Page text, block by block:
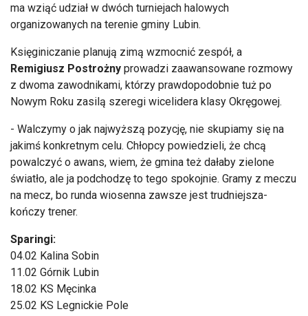
ma wziąć udział w dwóch turniejach halowych
organizowanych na terenie gminy Lubin.
Księginiczanie planują zimą wzmocnić zespół, a
Remigiusz Postrożny prowadzi zaawansowane rozmowy
z dwoma zawodnikami, którzy prawdopodobnie tuż po
Nowym Roku zasilą szeregi wicelidera klasy Okręgowej.
- Walczymy o jak najwyższą pozycję, nie skupiamy się na
jakimś konkretnym celu. Chłopcy powiedzieli, że chcą
powalczyć o awans, wiem, że gmina też dałaby zielone
światło, ale ja podchodzę to tego spokojnie. Gramy z meczu
na mecz, bo runda wiosenna zawsze jest trudniejsza-
kończy trener.
Sparingi:
04.02 Kalina Sobin
11.02 Górnik Lubin
18.02 KS Męcinka
25.02 KS Legnickie Pole